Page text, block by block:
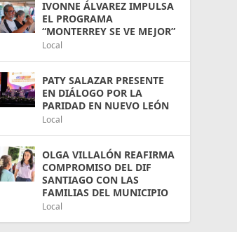
IVONNE ÁLVAREZ IMPULSA
EL PROGRAMA
“MONTERREY SE VE MEJOR”
Local
PATY SALAZAR PRESENTE
EN DIÁLOGO POR LA
PARIDAD EN NUEVO LEÓN
Local
OLGA VILLALÓN REAFIRMA
COMPROMISO DEL DIF
SANTIAGO CON LAS
FAMILIAS DEL MUNICIPIO
Local